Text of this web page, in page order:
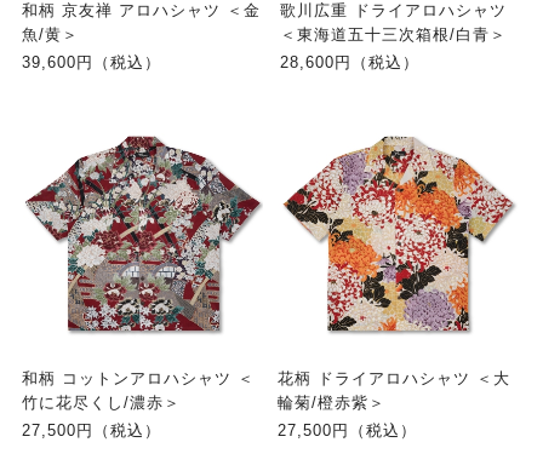
和柄 京友禅 アロハシャツ ＜金
魚/黄＞
39,600円（税込）
歌川広重 ドライアロハシャツ
＜東海道五十三次箱根/白青＞
28,600円（税込）
和柄 コットンアロハシャツ ＜
竹に花尽くし/濃赤＞
27,500円（税込）
花柄 ドライアロハシャツ ＜大
輪菊/橙赤紫＞
27,500円（税込）